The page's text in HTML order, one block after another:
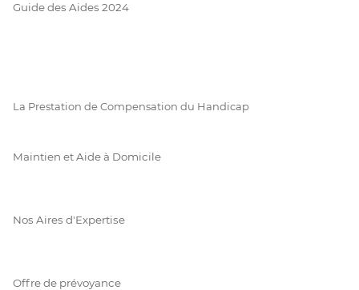
Guide des Aides 2024
La Prestation de Compensation du Handicap
Maintien et Aide à Domicile
Nos Aires d'Expertise
Offre de prévoyance